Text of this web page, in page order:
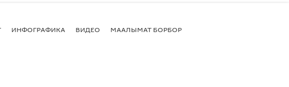
ИНФОГРАФИКА ВИДЕО МААЛЫМАТ БОРБОР